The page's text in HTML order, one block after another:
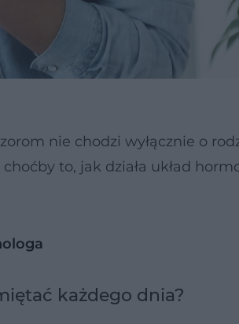
nie chodzi wyłącznie o
to, jak działa układ
każdego dnia?